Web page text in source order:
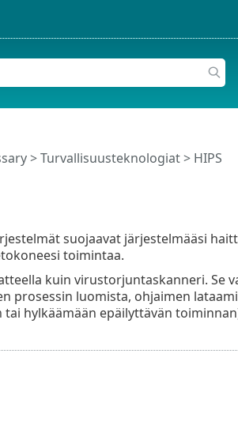
>Turvallisuusteknologiat > HIPS
suojaavat järjestelmääsi
toimintaa.
kuin virustorjuntaskanneri. Se
prosessin luomista, ohjaimen
hylkäämään epäilyttävän